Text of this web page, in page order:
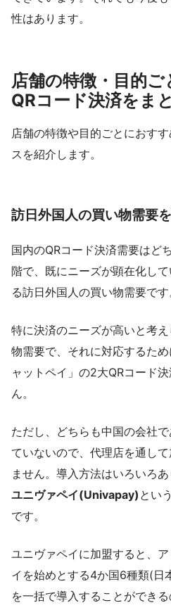
性はあります。
店舗の特徴・目的
QRコード決済をま
店舗の特徴や目的ごとにおす
スを紹介します。
訪日外国人の買い物需要
国内のQRコード決済需要はど
階で、既にニーズが顕在化し
る訪日外国人の買い物需要です
特に決済のニーズが高いと考
物需要で、それに対応するた
ャットペイ」の2大QRコード
ん。
ただし、どちらも中国の会社
ていないので、代理店を通し
ません。導入方法はいろいろ
ユニヴァペイ(Univapay) とい
です。
ユニヴァペイに加盟すると、
イを始めとする4か国6種類(日
を一括で導入することができ